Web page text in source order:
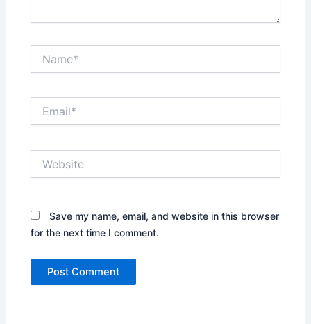
Save my name, email, and website in this browser
for the next time I comment.